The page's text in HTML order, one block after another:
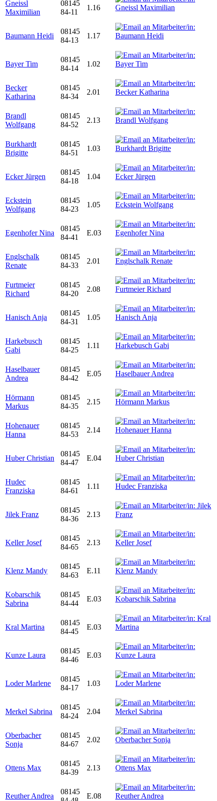
Gneissl
Maximilian
08145
84-11
1.16
Baumann Heidi
08145
84-13
1.17
Bayer Tim
08145
84-14
1.02
Becker
Katharina
08145
84-34
2.01
Brandl
Wolfgang
08145
84-52
2.13
Burkhardt
Brigitte
08145
84-51
1.03
Ecker Jürgen
08145
84-18
1.04
Eckstein
Wolfgang
08145
84-23
1.05
Egenhofer Nina
08145
84-41
E.03
Englschalk
Renate
08145
84-33
2.01
Furtmeier
Richard
08145
84-20
2.08
Hanisch Anja
08145
84-31
1.05
Harkebusch
Gabi
08145
84-25
1.11
Haselbauer
Andrea
08145
84-42
E.05
Hörmann
Markus
08145
84-35
2.15
Hohenauer
Hanna
08145
84-53
2.14
Huber Christian
08145
84-47
E.04
Hudec
Franziska
08145
84-61
1.11
Jilek Franz
08145
84-36
2.13
Keller Josef
08145
84-65
2.13
Klenz Mandy
08145
84-63
E.11
Kobarschik
Sabrina
08145
84-44
E.03
Kral Martina
08145
84-45
E.03
Kunze Laura
08145
84-46
E.03
Loder Marlene
08145
84-17
1.03
Merkel Sabrina
08145
84-24
2.04
Oberbacher
Sonja
08145
84-67
2.02
Ottens Max
08145
84-39
2.13
Reuther Andrea
08145
E.08